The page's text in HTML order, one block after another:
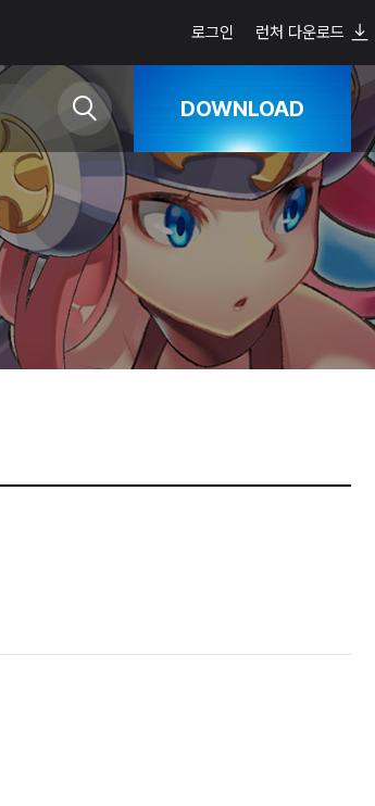
로그인 런처 다운로드
DOWNLOAD
Google Play
App Store